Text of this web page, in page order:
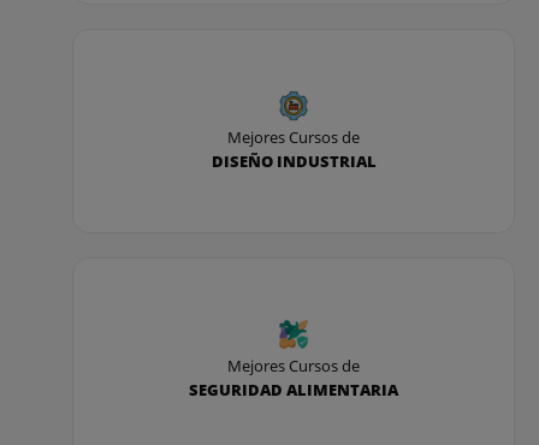
Mejores Cursos de
DISEÑO INDUSTRIAL
Mejores Cursos de
SEGURIDAD ALIMENTARIA